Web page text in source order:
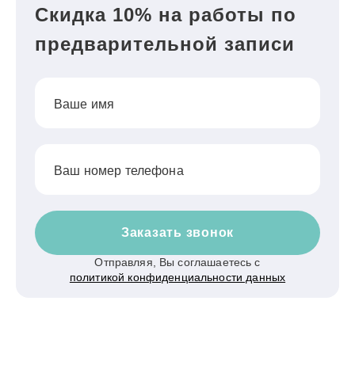
Скидка 10% на работы по
предварительной записи
Ваше имя
Ваш номер телефона
Заказать звонок
Отправляя, Вы соглашаетесь с
политикой конфиденциальности данных